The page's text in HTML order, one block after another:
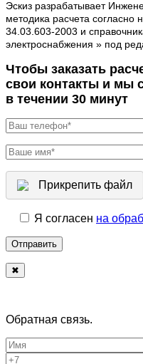
Эскиз разрабатывает
методика расчета
34.03.603-2003 и
электроснабжения » под
Чтобы заказать
свои контакты и мы
в течении 30 минут
Прикрепить файл
Я согласен на
✖
Обратная связь.